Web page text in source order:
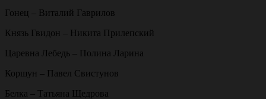
Гонец – Виталий Гаврилов
Князь Гвидон – Никита Прилепский
Царевна Лебедь – Полина Ларина
Коршун – Павел Свистунов
Белка – Татьяна Щедрова